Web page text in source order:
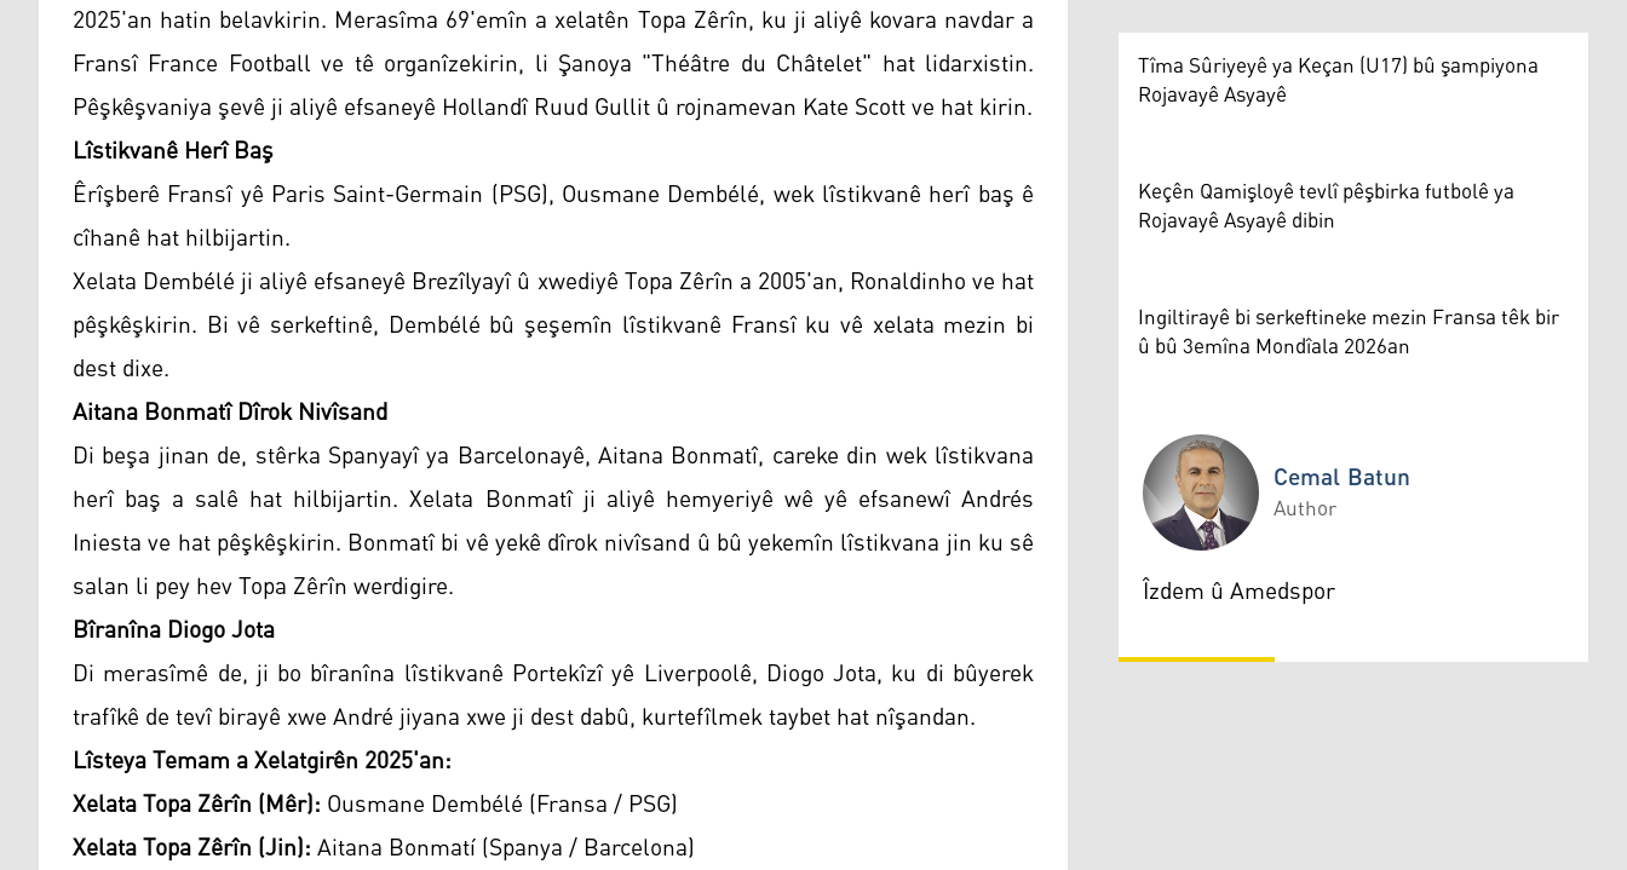
2025'an hatin belavkirin. Merasîma 69'emîn a xelatên Topa Zêrîn, ku ji aliyê kovara navdar a
Fransî France Football ve tê organîzekirin, li Şanoya "Théâtre du Châtelet" hat lidarxistin.
Pêşkêşvaniya şevê ji aliyê efsaneyê Hollandî Ruud Gullit û rojnamevan Kate Scott ve hat kirin.
Lîstikvanê Herî Baş
Êrîşberê Fransî yê Paris Saint-Germain (PSG), Ousmane Dembélé, wek lîstikvanê herî baş ê
cîhanê hat hilbijartin.
Xelata Dembélé ji aliyê efsaneyê Brezîlyayî û xwediyê Topa Zêrîn a 2005'an, Ronaldinho ve hat
pêşkêşkirin. Bi vê serkeftinê, Dembélé bû şeşemîn lîstikvanê Fransî ku vê xelata mezin bi
dest dixe.
Aitana Bonmatî Dîrok Nivîsand
Di beşa jinan de, stêrka Spanyayî ya Barcelonayê, Aitana Bonmatî, careke din wek lîstikvana
herî baş a salê hat hilbijartin. Xelata Bonmatî ji aliyê hemyeriyê wê yê efsanewî Andrés
Iniesta ve hat pêşkêşkirin. Bonmatî bi vê yekê dîrok nivîsand û bû yekemîn lîstikvana jin ku sê
salan li pey hev Topa Zêrîn werdigire.
Bîranîna Diogo Jota
Di merasîmê de, ji bo bîranîna lîstikvanê Portekîzî yê Liverpoolê, Diogo Jota, ku di bûyerek
trafîkê de tevî birayê xwe André jiyana xwe ji dest dabû, kurtefîlmek taybet hat nîşandan.
Lîsteya Temam a Xelatgirên 2025'an:
Xelata Topa Zêrîn (Mêr):Ousmane Dembélé (Fransa / PSG)
Xelata Topa Zêrîn (Jin):Aitana Bonmatí (Spanya / Barcelona)
Tîma Sûriyeyê ya Keçan (U17) bû şampiyona
Rojavayê Asyayê
Keçên Qamişloyê tevlî pêşbirka futbolê ya
Rojavayê Asyayê dibin
Ingiltirayê bi serkeftineke mezin Fransa têk bir
û bû 3emîna Mondîala 2026an
Cemal Batun
Cemal Batun
Author
Îzdem û Amedspor